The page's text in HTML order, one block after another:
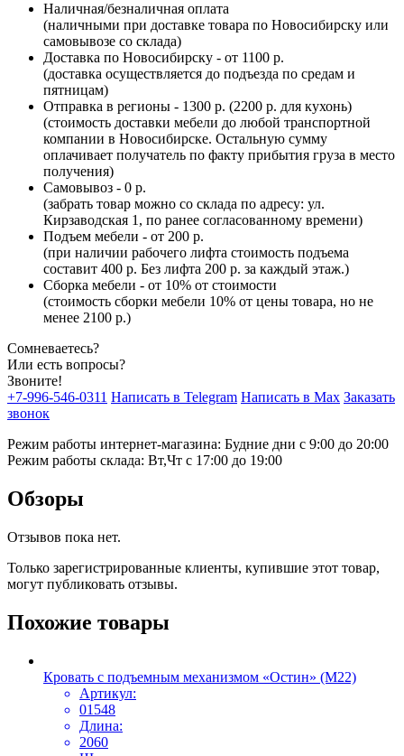
Наличная/безналичная оплата
(наличными при доставке товара по Новосибирску или
самовывозе со склада)
Доставка по Новосибирску - от 1100 р.
(доставка осуществляется до подъезда по средам и
пятницам)
Отправка в регионы - 1300 р. (2200 р. для кухонь)
(стоимость доставки мебели до любой транспортной
компании в Новосибирске. Остальную сумму
оплачивает получатель по факту прибытия груза в место
получения)
Самовывоз - 0 р.
(забрать товар можно со склада по адресу: ул.
Кирзаводская 1, по ранее согласованному времени)
Подъем мебели - от 200 р.
(при наличии рабочего лифта стоимость подъема
составит 400 р. Без лифта 200 р. за каждый этаж.)
Сборка мебели - от 10% от стоимости
(стоимость сборки мебели 10% от цены товара, но не
менее 2100 р.)
Сомневаетесь?
Или есть вопросы?
Звоните!
+7-996-546-0311 Написать в Telegram Написать в Max Заказать
звонок
Режим работы интернет-магазина: Будние дни с 9:00 до 20:00
Режим работы склада: Вт,Чт с 17:00 до 19:00
Обзоры
Отзывов пока нет.
Только зарегистрированные клиенты, купившие этот товар,
могут публиковать отзывы.
Похожие товары
Кровать с подъемным механизмом «Остин» (М22)
Артикул:
01548
Длина:
2060